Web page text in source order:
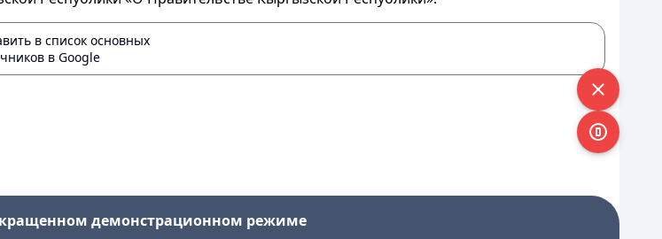
в список основных
в Google
демонстрационном режиме